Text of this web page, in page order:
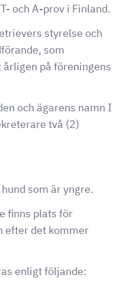
och A-prov i Finland.
styrelse och
som
på föreningens
och ägarens namn I
två (2)
som är yngre.
finns plats för
efter det kommer
enligt följande: